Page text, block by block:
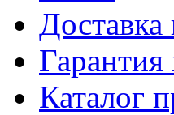
Доставка
Гарантия
Каталог